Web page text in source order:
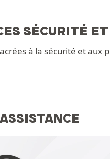
SÉCURITÉ
à la sécurité et aux